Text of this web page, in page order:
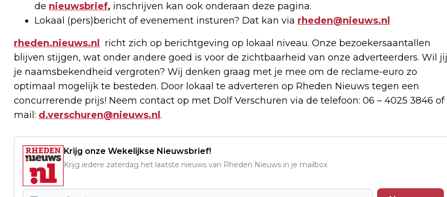
de nieuwsbrief, inschrijven kan ook onderaan deze pagina.
Lokaal (pers)bericht of evenement insturen? Dat kan via rheden@nieuws.nl
rheden.nieuws.nl
richt zich op berichtgeving op lokaal niveau. Onze bezoekersaantallen
blijven stijgen, wat onder andere goed is voor de zichtbaarheid van onze adverteerders. Wil jij
je naamsbekendheid vergroten? Wij denken graag met je mee om de reclame-euro zo
optimaal mogelijk te besteden. Door lokaal te adverteren op Rheden Nieuws tegen een
concurrerende prijs! Neem contact op met Dolf Verschuren via de telefoon: 06 – 4025 3846 of
mail: d.verschuren@nieuws.nl .
Krijg onze Wekelijkse Nieuwsbrief!
Krijg iedere zaterdag het laatste nieuws van Rheden Nieuws in je mailbox